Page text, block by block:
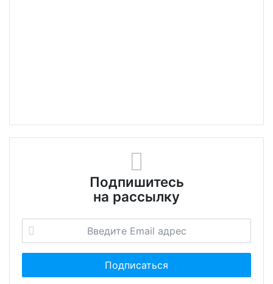
Подпишитесь
на рассылку